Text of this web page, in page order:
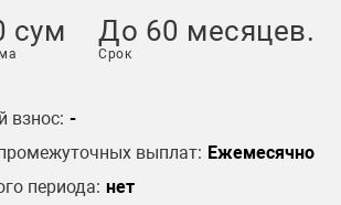
cум До 60 месяцев.
Срок
взнос: -
выплат: Ежемесячно
периода: нет